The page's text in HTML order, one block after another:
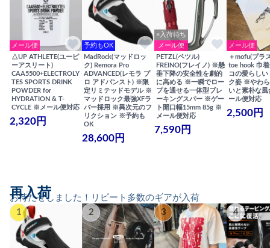
メール便
△UP ATHLETE(ユーピ
ーアスリート)
CAA5500+ELECTROLY
TES SPORTS DRINK
POWDER for
HYDRATION & T-
CYCLE ※メール便対応
2,320円
予約もOK
MadRock(マッドロッ
ク) Remora Pro
ADVANCED(レモラ プ
ロ アドバンスト) ※限
定リミテッドモデル ※
マッドロック最強XFラ
バー採用 ※異次元のフ
リクション ※予約も
OK
28,600円
×入荷待ち
メール便
PETZL(ペツル)
FREINO(フレイノ) ※懸
垂下降の安全性を劇的
に高める ※一瞬でロー
プを通せる一体型ブレ
ーキングスパー ※ゲー
ト開口幅15mm 85g ※
メール便対応
7,590円
メール便
＋mofu(プラ
toe hook 巾
コの愛らしい
ク姿 ※やわ
いと素朴な
ール便対応
2,500円
お待たせしました！リピート多数のギアが入荷
再入荷
1 2 3 4